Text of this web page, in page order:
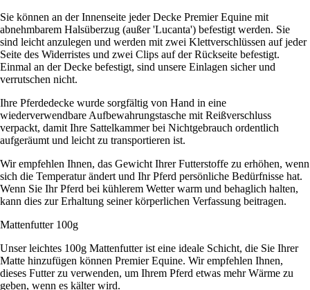
Sie können an der Innenseite jeder Decke Premier Equine mit
abnehmbarem Halsüberzug (außer 'Lucanta') befestigt werden. Sie
sind leicht anzulegen und werden mit zwei Klettverschlüssen auf jeder
Seite des Widerristes und zwei Clips auf der Rückseite befestigt.
Einmal an der Decke befestigt, sind unsere Einlagen sicher und
verrutschen nicht.
Ihre Pferdedecke wurde sorgfältig von Hand in eine
wiederverwendbare Aufbewahrungstasche mit Reißverschluss
verpackt, damit Ihre Sattelkammer bei Nichtgebrauch ordentlich
aufgeräumt und leicht zu transportieren ist.
Wir empfehlen Ihnen, das Gewicht Ihrer Futterstoffe zu erhöhen, wenn
sich die Temperatur ändert und Ihr Pferd persönliche Bedürfnisse hat.
Wenn Sie Ihr Pferd bei kühlerem Wetter warm und behaglich halten,
kann dies zur Erhaltung seiner körperlichen Verfassung beitragen.
Mattenfutter 100g
Unser leichtes 100g Mattenfutter ist eine ideale Schicht, die Sie Ihrer
Matte hinzufügen können Premier Equine. Wir empfehlen Ihnen,
dieses Futter zu verwenden, um Ihrem Pferd etwas mehr Wärme zu
geben, wenn es kälter wird.